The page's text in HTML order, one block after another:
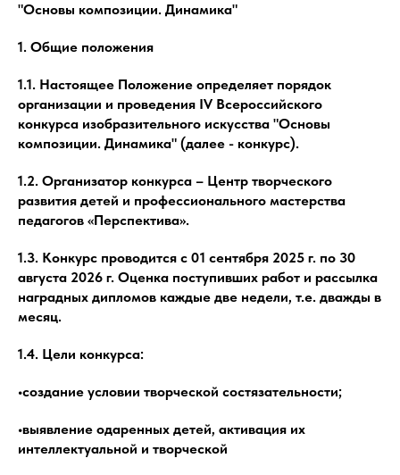
"Основы композиции. Динамика"
1. Общие положения
1.1. Настоящее Положение определяет порядок
организации и проведения IV Всероссийского
конкурса изобразительного искусства "Основы
композиции. Динамика" (далее - конкурс).
1.2. Организатор конкурса – Центр творческого
развития детей и профессионального мастерства
педагогов «Перспектива».
1.3. Конкурс проводится с 01 сентября 2025 г. по 30
августа 2026 г. Оценка поступивших работ и рассылка
наградных дипломов каждые две недели, т.е. дважды в
месяц.
1.4. Цели конкурса:
•создание условии творческой состязательности;
•выявление одаренных детей, активация их
интеллектуальной и творческой